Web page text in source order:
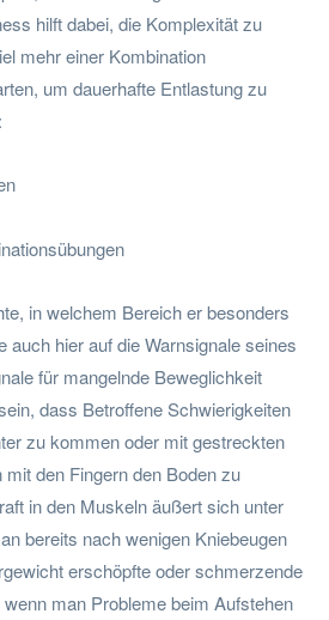
hilft dabei, die Komplexität zu
mehr einer Kombination
um dauerhafte Entlastung zu
in welchem Bereich er besonders
auch hier auf die Warnsignale seines
für mangelnde Beweglichkeit
dass Betroffene Schwierigkeiten
zu kommen oder mit gestreckten
mit den Fingern den Boden zu
in den Muskeln äußert sich unter
bereits nach wenigen Kniebeugen
erschöpfte oder schmerzende
man Probleme beim Aufstehen